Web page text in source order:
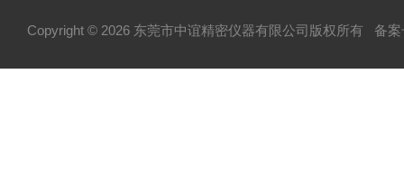
Copyright © 2026 东莞市中谊精密仪器有限公司版权所有 备案